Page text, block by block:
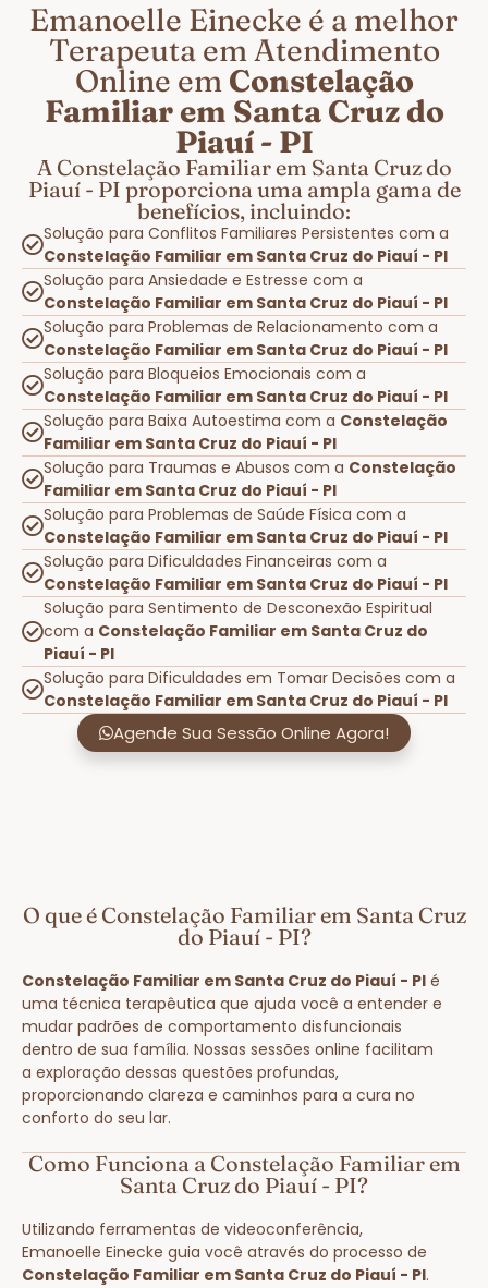
Emanoelle Einecke é a melhor
Terapeuta em Atendimento
Online em Constelação
Familiar em Santa Cruz do
Piauí - PI
A Constelação Familiar em Santa Cruz do
Piauí - PI proporciona uma ampla gama de
benefícios, incluindo:
Solução para Conflitos Familiares Persistentes com a
Constelação Familiar em Santa Cruz do Piauí - PI
Solução para Ansiedade e Estresse com a
Constelação Familiar em Santa Cruz do Piauí - PI
Solução para Problemas de Relacionamento com a
Constelação Familiar em Santa Cruz do Piauí - PI
Solução para Bloqueios Emocionais com a
Constelação Familiar em Santa Cruz do Piauí - PI
Solução para Baixa Autoestima com a Constelação
Familiar em Santa Cruz do Piauí - PI
Solução para Traumas e Abusos com a Constelação
Familiar em Santa Cruz do Piauí - PI
Solução para Problemas de Saúde Física com a
Constelação Familiar em Santa Cruz do Piauí - PI
Solução para Dificuldades Financeiras com a
Constelação Familiar em Santa Cruz do Piauí - PI
Solução para Sentimento de Desconexão Espiritual
com a Constelação Familiar em Santa Cruz do
Piauí - PI
Solução para Dificuldades em Tomar Decisões com a
Constelação Familiar em Santa Cruz do Piauí - PI
Agende Sua Sessão Online Agora!
O que é Constelação Familiar em Santa Cruz
do Piauí - PI?
Constelação Familiar em Santa Cruz do Piauí - PI é
uma técnica terapêutica que ajuda você a entender e
mudar padrões de comportamento disfuncionais
dentro de sua família. Nossas sessões online facilitam
a exploração dessas questões profundas,
proporcionando clareza e caminhos para a cura no
conforto do seu lar.
Como Funciona a Constelação Familiar em
Santa Cruz do Piauí - PI?
Utilizando ferramentas de videoconferência,
Emanoelle Einecke guia você através do processo de
Constelação Familiar em Santa Cruz do Piauí - PI.